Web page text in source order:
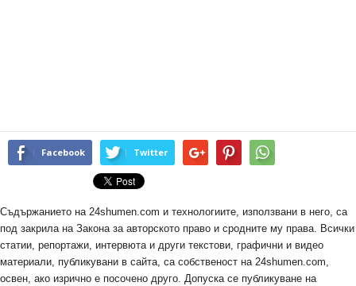
Facebook Twitter
Съдържанието на 24shumen.com и технологиите, използвани в него, са
под закрила на Закона за авторското право и сродните му права. Всички
статии, репортажи, интервюта и други текстови, графични и видео
материали, публикувани в сайта, са собственост на 24shumen.com,
освен, ако изрично е посочено друго. Допуска се публикуване на